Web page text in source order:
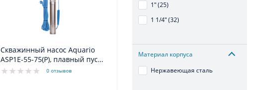
Скважинный насос Aquario
ASP1E-55-75(Р), плавный пуск,
встроенный конденсатор,
0 отзывов
1ʺ (25)
1 1/4ʺ (32)
Материал корпуса
Нержавеющая сталь